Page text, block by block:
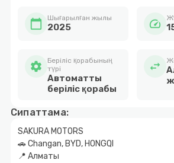
calendar_today Шығарылған жылы
2025 speed
settings
Беріліс қорабының
түрі
Автоматты
беріліс қорабы
swap_horiz
Сипаттама:
SAKURA MOTORS
🚗 Changan, BYD, HONGQI
📍 Алматы